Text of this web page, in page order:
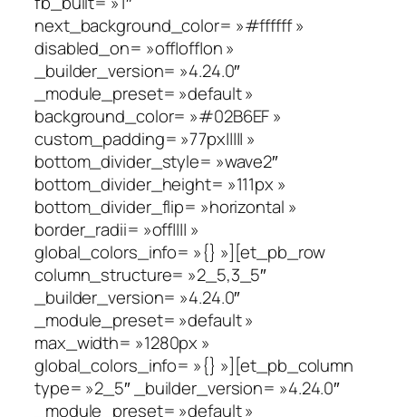
next_background_color= »#ffffff »
disabled_on= »off|off|on »
_builder_version= »4.24.0″
_module_preset= »default »
background_color= »#02B6EF »
custom_padding= »77px||||| »
bottom_divider_style= »wave2″
bottom_divider_height= »111px »
bottom_divider_flip= »horizontal »
border_radii= »off|||| »
global_colors_info= »{} »][et_pb_row
column_structure= »2_5,3_5″
_builder_version= »4.24.0″
_module_preset= »default »
max_width= »1280px »
global_colors_info= »{} »][et_pb_column
type= »2_5″ _builder_version= »4.24.0″
_module_preset= »default »